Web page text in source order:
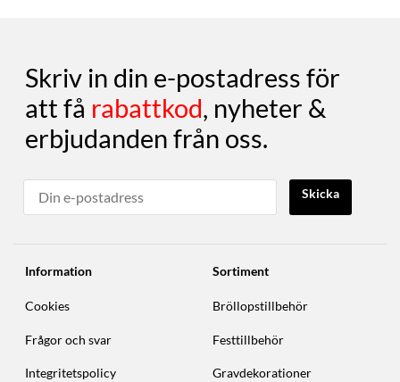
Skriv in din e-postadress för
att få rabattkod, nyheter &
erbjudanden från oss.
Skicka
Information
Cookies
Frågor och svar
Integritetspolicy
Sortiment
Bröllopstillbehör
Festtillbehör
Gravdekorationer